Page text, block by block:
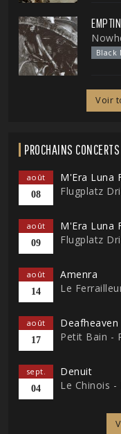
Black
Voir
PROCHAINS CONCERTS
août
08
M'Era Luna
Flugplatz
août
09
M'Era Luna
Flugplatz
août
14
Amenra
Le
août
17
Deafheaven
Petit Bain -
sept.
04
Denuit
Le Chinois